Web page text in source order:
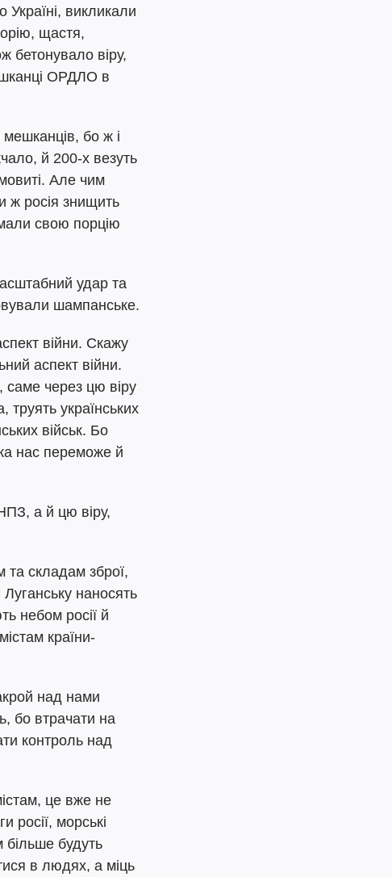
викликали
щастя,
бетонувало віру,
ОРДЛО в
бо ж і
й 200-х везуть
Але чим
ж росія знищить
свою порцію
удар та
шампанське.
війни. Скажу
аспект війни.
через цю віру
труять українських
військ. Бо
нас переможе й
НПЗ, а й цю віру,
складам зброї,
наносять
небом росії й
країни-
над нами
бо втрачати на
контроль над
це вже не
росії, морські
будуть
в людях, а міць